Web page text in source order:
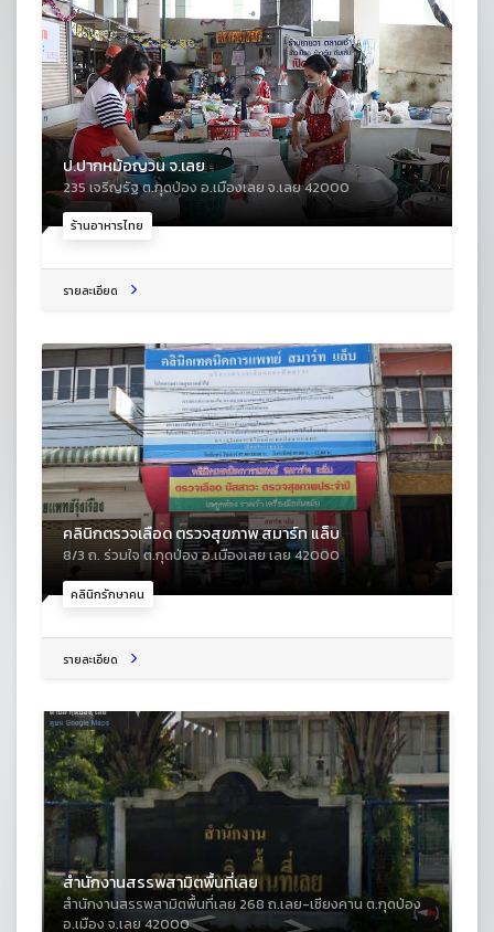
ร้านอาหารไทย
ป.ปากหม้อญวน จ.เลย
235 เจริญรัฐ ต.กุดป่อง อ.เมืองเลย จ.เลย 42000
รายละเอียด
คลินิกรักษาคน
คลินิกตรวจเลือด ตรวจสุขภาพ สมาร์ท แล็บ
8/3 ถ. ร่วมใจ ต.กุดป่อง อ.เมืองเลย เลย 42000
รายละเอียด
สำนักงานสรรพสามิตพื้นที่เลย
สำนักงานสรรพสามิตพื้นที่เลย 268 ถ.เลย-เชียงคาน ต.กุดป่อง
อ.เมือง จ.เลย 42000